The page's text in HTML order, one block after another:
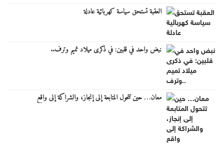
العقبة تستحق سياسة كهربائية عادلة
نبض واحد في قلبين: في ذكرى ميلاد تميم وترف..
معان… حين تتحول المتابعة إلى إنجاز، والشراكة إلى واقع